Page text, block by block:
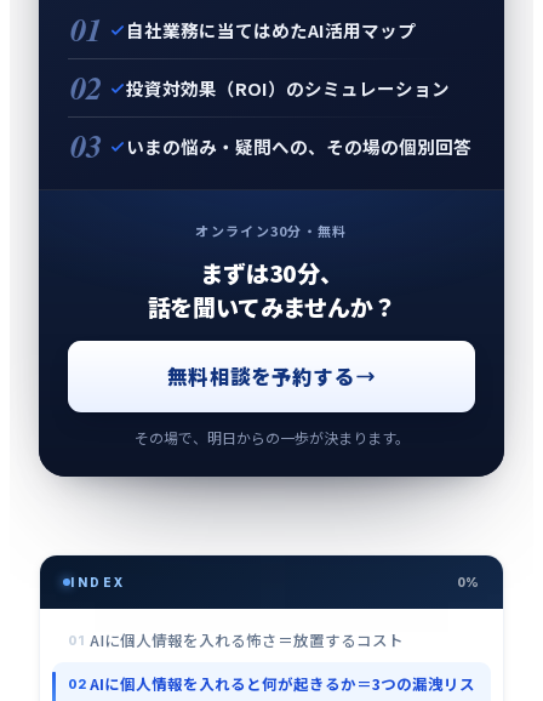
01 自社業務に当てはめたAI活用マップ
02 投資対効果（ROI）のシミュレーション
03 いまの悩み・疑問への、その場の個別回答
オンライン30分・無料
まずは30分、
話を聞いてみませんか？
無料相談を予約する
その場で、明日からの一歩が決まります。
INDEX 0%
01 AIに個人情報を入れる怖さ＝放置するコスト
02 AIに個人情報を入れると何が起きるか＝3つの漏洩リス